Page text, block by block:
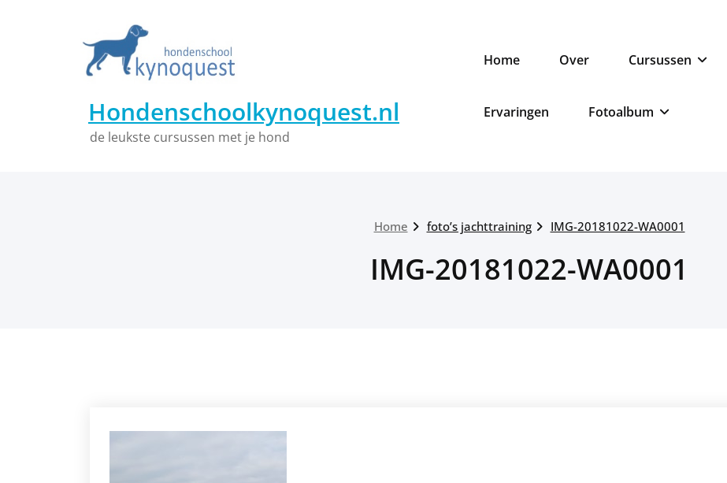
Hondenschoolkynoquest.nl
de leukste cursussen met je hond
Home Over Cursussen
Ervaringen Fotoalbum
Home foto’s jachttraining IMG-20181022-WA0001
IMG-20181022-WA0001